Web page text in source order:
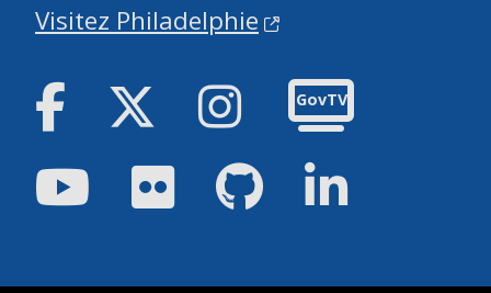
Visitez Philadelphie
Facebook Twitter Instagram
GovTV
YoutubeFlickr GitHub